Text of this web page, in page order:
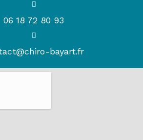
06 18 72 80 93
bayart.fr